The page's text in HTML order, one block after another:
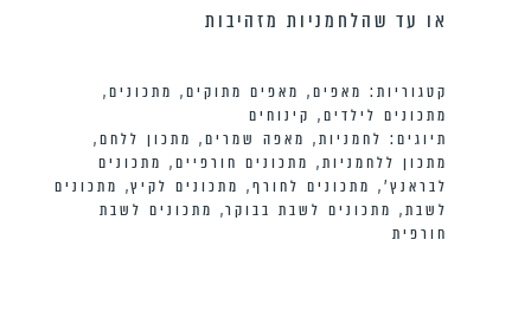
או עד שהלחמניות מזהיבות
קטגוריות: מאפים, מאפים מתוקים, מתכונים,
מתכונים לילדים, קינוחים
תיוגים: לחמניות, מאפה שמרים, מתכון ללחם,
מתכון ללחמניות, מתכונים חורפיים, מתכונים
לבראנץ׳, מתכונים לחורף, מתכונים לקיץ, מתכונים
לשבת, מתכונים לשבת בבוקר, מתכונים לשבת
חורפית